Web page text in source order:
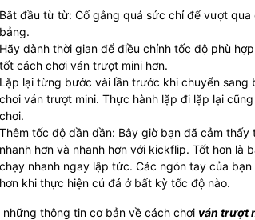
đầu từ từ: Cố gắng quá sức chỉ để vượt
dành thời gian để điều chỉnh tốc độ phù
cách chơi ván trượt mini hơn.
lại từng bước vài lần trước khi chuyển
ván trượt mini. Thực hành lặp đi lặp lại
tốc độ dần dần: Bây giờ bạn đã cảm
hơn và nhanh hơn với kickflip. Tốt hơn là
nhanh ngay lập tức. Các ngón tay của
khi thực hiện cú đá ở bất kỳ tốc độ nào.
thông tin cơ bản về cách chơi ván trượt